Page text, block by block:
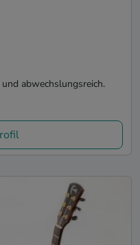
abwechslungsreich.